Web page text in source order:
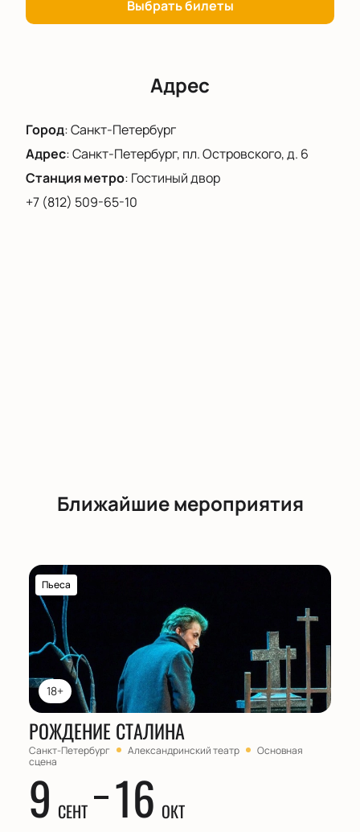
Выбрать билеты
Адрес
Город:Санкт-Петербург
Адрес:Санкт-Петербург, пл. Островского, д. 6
Станция метро: Гостиный двор
+7 (812) 509-65-10
Ближайшие мероприятия
18+
Пьеса
РОЖДЕНИЕ СТАЛИНА
Санкт-Петербург Александринский театр
Основная
сцена
9 СЕНТ 16 ОКТ